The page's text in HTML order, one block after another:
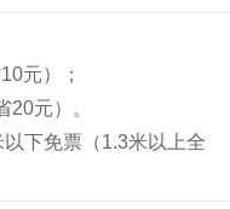
元）；
元）。
下免票（1.3米以上全
的记者证、导游证、